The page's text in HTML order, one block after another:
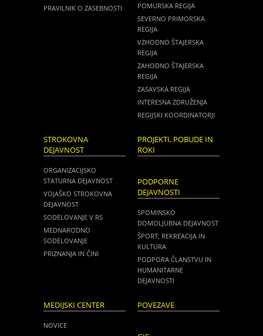
PRAVILNIK O ZASEBNOSTI
POMURSKA REGIJA
SEVERNO PRIMORSKA
REGIJA
VZHODNO ŠTAJERSKA
REGIJA
ZAHODNO ŠTAJERSKA
REGIJA
ZASAVSKA REGIJA
INTERESNA ZDRUŽENJA
REGIJSKI KOORDINATORJI
STROKOVNA
DEJAVNOST
ORGANIZACIJSKO
STATURNA DEJAVNOST
VOJAŠKO STROKOVNA
DEJAVNOST
SODELOVANJE V RS
MEDNARODNO
SODELOVANJE
PRIZNANJA IN ČINI
PROJEKTI, POBUDE IN
ROKI
PODPORNE
DEJAVNOSTI
SPOMINSKO
DOMOLJUBNA DEJAVNOST
ŠPORT, REKREACIJA IN
KULTURA
PODPORA ČLANSTVU IN
HUMANITARNE
DEJAVNOSTI
MEDIJSKI CENTER
NOVICE
POVEZAVE